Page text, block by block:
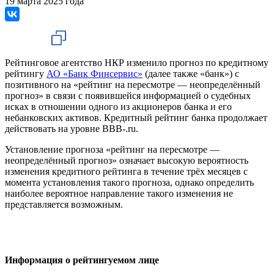
Рейтинговое агентство НКР изменило прогноз по кредитному
рейтингу АО «Банк Финсервис» (далее также «банк») с
позитивного на «рейтинг на пересмотре — неопределённый
прогноз» в связи с появившейся информацией о судебных
исках в отношении одного из акционеров банка и его
небанковских активов. Кредитный рейтинг банка продолжает
действовать на уровне BBB-.ru.
Установление прогноза «рейтинг на пересмотре —
неопределённый прогноз» означает высокую вероятность
изменения кредитного рейтинга в течение трёх месяцев с
момента установления такого прогноза, однако определить
наиболее вероятное направление такого изменения не
представляется возможным.
Информация о рейтингуемом лице